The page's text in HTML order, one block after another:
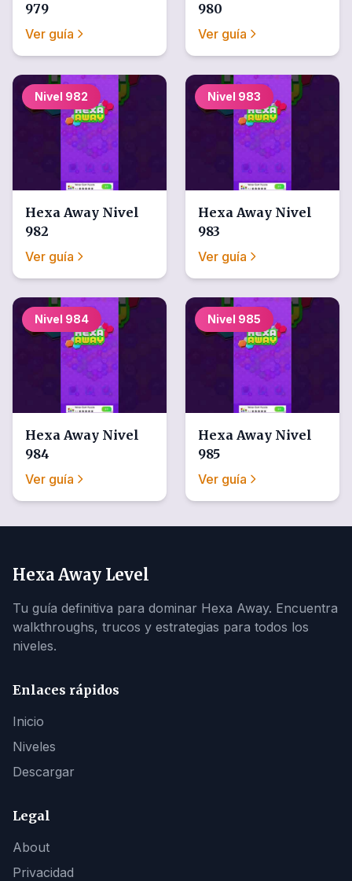
979
Ver guía
980
Ver guía
Nivel 982
Hexa Away Nivel
982
Ver guía
Nivel 983
Hexa Away Nivel
983
Ver guía
Nivel 984
Hexa Away Nivel
984
Ver guía
Nivel 985
Hexa Away Nivel
985
Ver guía
Hexa Away Level
Tu guía definitiva para dominar Hexa Away. Encuentra
walkthroughs, trucos y estrategias para todos los
niveles.
Enlaces rápidos
Inicio
Niveles
Descargar
Legal
About
Privacidad